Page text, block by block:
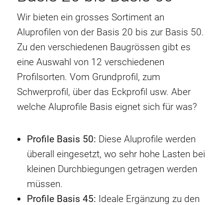
Wir bieten ein grosses Sortiment an
Aluprofilen von der Basis 20 bis zur Basis 50.
Zu den verschiedenen Baugrössen gibt es
eine Auswahl von 12 verschiedenen
Profilsorten. Vom Grundprofil, zum
Schwerprofil, über das Eckprofil usw. Aber
welche Aluprofile Basis eignet sich für was?
Profile Basis 50: Diese Aluprofile werden
überall eingesetzt, wo sehr hohe Lasten bei
kleinen Durchbiegungen getragen werden
müssen.
Profile Basis 45: Ideale Ergänzung zu den